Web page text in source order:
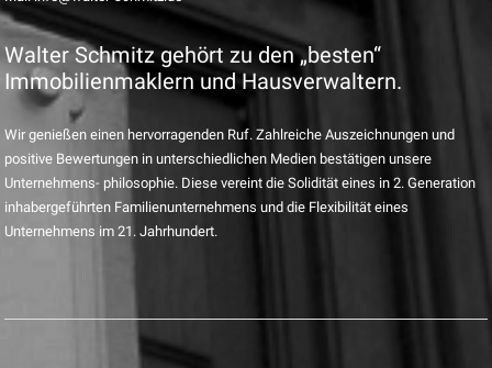
Walter Schmitz gehört zu den „besten“
Immobilienmaklern und Hausverwaltern.
Wir genießen einen hervorragenden Ruf. Zahlreiche Auszeichnungen und
positive Bewertungen in unterschiedlichen Medien bestätigen unsere
Unternehmens- philosophie. Diese vereint die Solidität eines in 2. Generation
inhabergeführten Familienunternehmens und die Flexibilität eines
Unternehmens im 21. Jahrhundert.